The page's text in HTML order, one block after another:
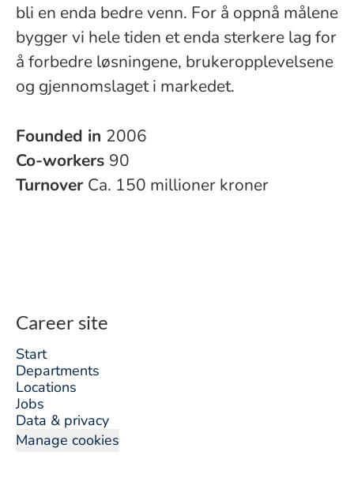
bli en enda bedre venn. For å oppnå målene
bygger vi hele tiden et enda sterkere lag for
å forbedre løsningene, brukeropplevelsene
og gjennomslaget i markedet.
Founded in 2006
Co-workers 90
Turnover Ca. 150 millioner kroner
Career site
Start
Departments
Locations
Jobs
Data & privacy
Manage cookies